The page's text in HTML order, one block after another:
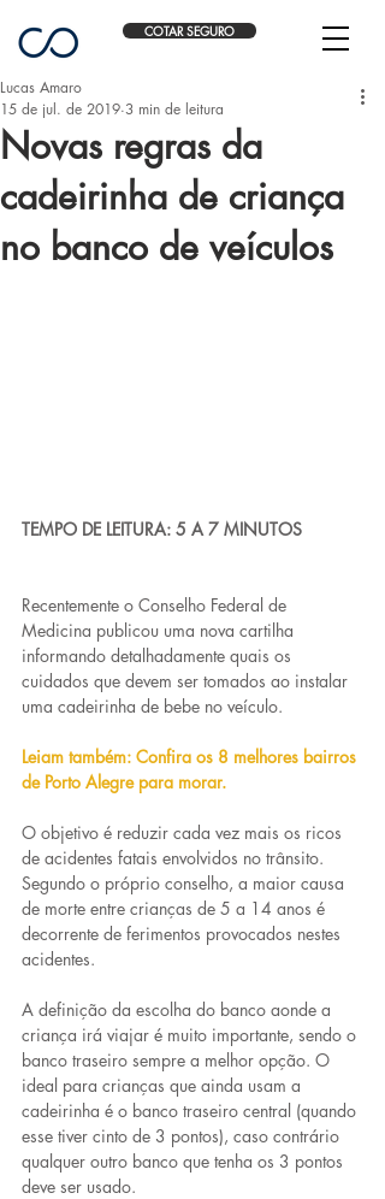
COTAR SEGURO
Novas regras da
cadeirinha de criança
no banco de veículos
Lucas Amaro
15 de jul. de 2019 3 min de leitura
TEMPO DE LEITURA: 5 A 7 MINUTOS
Recentemente o Conselho Federal de
Medicina publicou uma nova cartilha
informando detalhadamente quais os
cuidados que devem ser tomados ao instalar
uma cadeirinha de bebe no veículo.
Leiam também: Confira os 8 melhores bairros
de Porto Alegre para morar.
O objetivo é reduzir cada vez mais os ricos
de acidentes fatais envolvidos no trânsito.
Segundo o próprio conselho, a maior causa
de morte entre crianças de 5 a 14 anos é
decorrente de ferimentos provocados nestes
acidentes.
A definição da escolha do banco aonde a
criança irá viajar é muito importante, sendo o
banco traseiro sempre a melhor opção. O
ideal para crianças que ainda usam a
cadeirinha é o banco traseiro central (quando
esse tiver cinto de 3 pontos), caso contrário
qualquer outro banco que tenha os 3 pontos
deve ser usado.